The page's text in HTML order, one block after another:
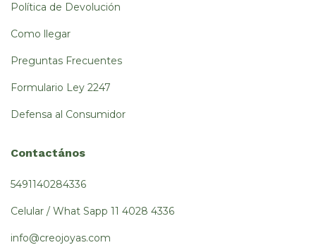
Política de Devolución
Como llegar
Preguntas Frecuentes
Formulario Ley 2247
Defensa al Consumidor
Contactános
5491140284336
Celular / What Sapp 11 4028 4336
info@creojoyas.com